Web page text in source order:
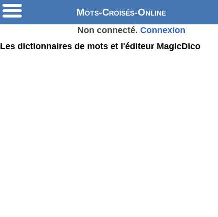
Mots-Croisés-Online
Non connecté. Connexion
Les dictionnaires de mots et l'éditeur MagicDico